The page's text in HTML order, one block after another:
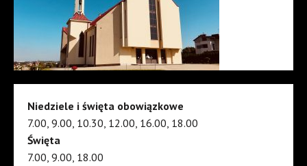
Niedziele i święta obowiązkowe
7.00, 9.00, 10.30, 12.00, 16.00, 18.00
Święta
7.00, 9.00, 18.00